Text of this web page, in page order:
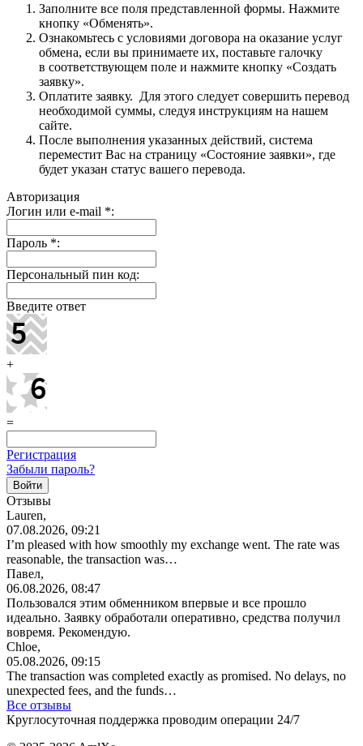
Заполните все поля представленной формы. Нажмите
кнопку «Обменять».
Ознакомьтесь с условиями договора на оказание услуг
обмена, если вы принимаете их, поставьте галочку
в соответствующем поле и нажмите кнопку «Создать
заявку».
Оплатите заявку. Для этого следует совершить перевод
необходимой суммы, следуя инструкциям на нашем
сайте.
После выполнения указанных действий, система
переместит Вас на страницу «Состояние заявки», где
будет указан статус вашего перевода.
Авторизация
Логин или e-mail *:
Пароль *:
Персональный пин код:
Введите ответ
+
=
Регистрация
Забыли пароль?
Отзывы
Lauren,
07.08.2026, 09:21
I’m pleased with how smoothly my exchange went. The rate was
reasonable, the transaction was…
Павел,
06.08.2026, 08:47
Пользовался этим обменником впервые и все прошло
идеально. Заявку обработали оперативно, средства получил
вовремя. Рекомендую.
Chloe,
05.08.2026, 09:15
The transaction was completed exactly as promised. No delays, no
unexpected fees, and the funds…
Все отзывы
Круглосуточная поддержка проводим операции 24/7